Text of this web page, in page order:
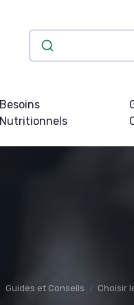
Besoins
Nutritionnels
Guides et Conseils Choisir